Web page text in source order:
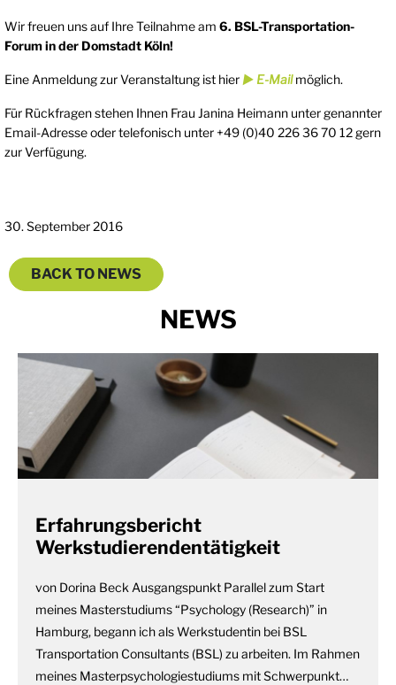
Wir freuen uns auf Ihre Teilnahme am 6. BSL-Transportation-
Forum in der Domstadt Köln!
Eine Anmeldung zur Veranstaltung ist hier ► E-Mailmöglich.
Für Rückfragen stehen Ihnen Frau Janina Heimann unter genannter
Email-Adresse oder telefonisch unter +49 (0)40 226 36 70 12 gern
zur Verfügung.
30. September 2016
BACK TO NEWS
NEWS
Erfahrungsbericht
Werkstudierendentätigkeit
von Dorina Beck Ausgangspunkt Parallel zum Start
meines Masterstudiums “Psychology (Research)” in
Hamburg, begann ich als Werkstudentin bei BSL
Transportation Consultants (BSL) zu arbeiten. Im Rahmen
meines Masterpsychologiestudiums mit Schwerpunkt…